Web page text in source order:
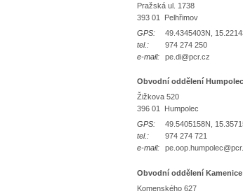
Pražská ul. 1738
393 01 Pelhřimov
GPS:
49.4345403N,
tel.:
974 274 250
e-mail:
pe.di@pcr.cz
Obvodní oddělení Humpolec
Žižkova 520
396 01 Humpolec
GPS:
49.5405158N,
tel.:
974 274 721
e-mail:
Obvodní oddělení
Komenského 627